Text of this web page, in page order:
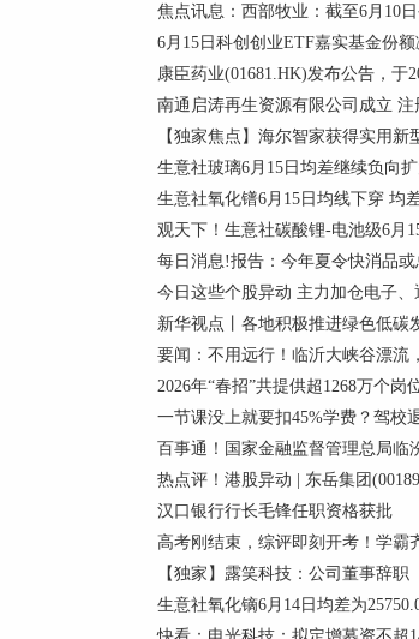
焦点讯息：西部牧业：截至6月10
6月15日科创创业ETF嘉实基金份
康臣药业(01681.HK)发布公告，于
南通启涛再生资源有限公司成立
【独家焦点】海尔智家获得实用
生意社玻璃6月15日均差继续负向
生意社氧化镨6月15日均线下穿 均
观天下！生意社碳酸锂-电池级6月
每日消息!报告：今年夏令快消品
今日这些个股异动 主力加仓电子、
新华视点丨各地积极推进绿色低碳
要闻：不用远行！临沂大峡谷漂流
2026年“春招”共提供超1268万个岗
一节课没上就要扣45%学费？驾校
百事通！国家金融监督管理总局临
热点评！港股异动 | 东岳集团
汉口银行行长毛锋任职资格获批
高考刚结束，综评即刻开考！学霸
【独家】露笑科技：公司董事辞职
生意社氧化镝6月14日均差为